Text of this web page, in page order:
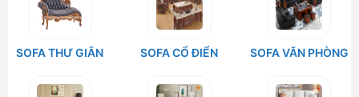
SOFA THƯ GIÃN SOFA CỔ ĐIỂN SOFA VĂN PHÒNG